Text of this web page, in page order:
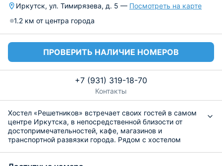
Иркутск, ул. Тимирязева, д. 5 — Посмотреть на карте
1.2 км от центра города
ПРОВЕРИТЬ НАЛИЧИЕ НОМЕРОВ
+7 (931) 319-18-70
Контакты
Хостел «Решетников» встречает своих гостей в самом
центре Иркутска, в непосредственной близости от
достопримечательностей, кафе, магазинов и
транспортной развязки города. Рядом с хостелом